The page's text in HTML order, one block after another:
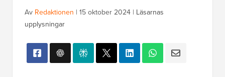
Av Redaktionen | 15 oktober 2024 | Läsarnas
upplysningar